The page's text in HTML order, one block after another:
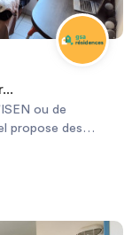
ou de
propose des
mois. Meublés
sont éligibles aux
de fitness. À